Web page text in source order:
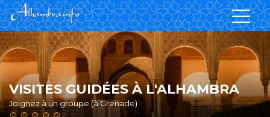
VISITES GUIDÉES À L'ALHAMBRA
Joignez à un groupe (à Grenade)